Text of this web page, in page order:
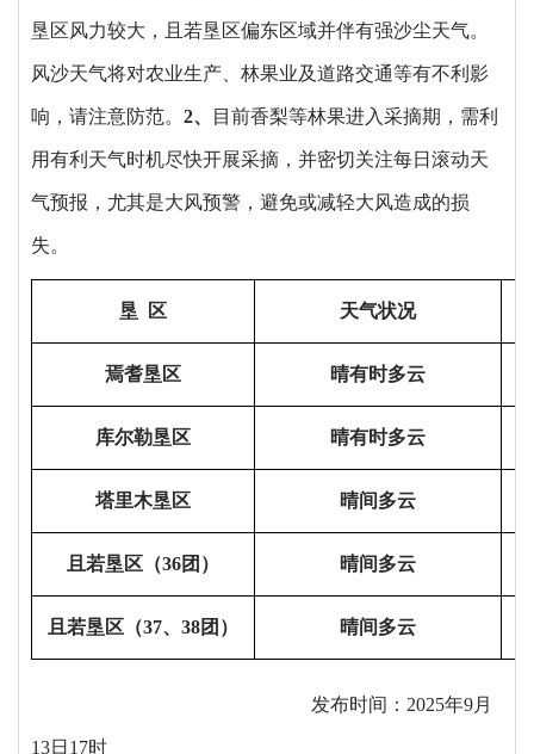
垦区风力较大，且若垦区偏东区域并伴有强沙尘天气。
风沙天气将对农业生产、林果业及道路交通等有不利影
响，请注意防范。 2、 目前香梨等林果进入采摘期，需利
用有利天气时机尽快开展采摘，并密切关注每日滚动天
气预报，尤其是大风预警，避免或减轻大风造成的损
失。
垦 区 天气状况
焉耆垦区 晴有时多云
库尔勒垦区 晴有时多云
塔里木垦区 晴间多云
且若垦区（36团） 晴间多云
且若垦区（37、 38团） 晴间多云
发布时间： 2025年9月
13日 17时